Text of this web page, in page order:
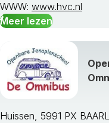
WWW: www.hvc.nl
Meer lezen
Huissen, 5991 PX